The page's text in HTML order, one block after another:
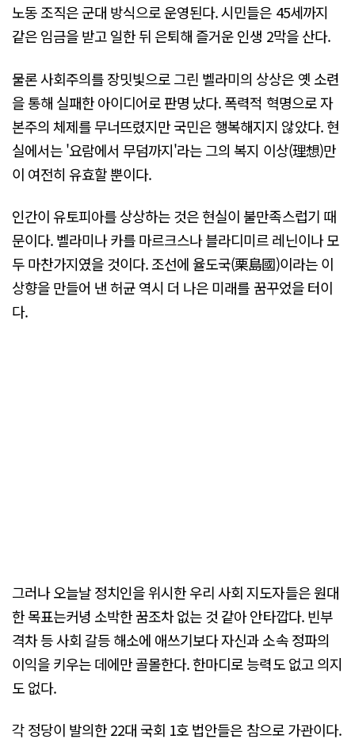
노동 조직은 군대 방식으로 운영된다. 시민들은 45세까지
같은 임금을 받고 일한 뒤 은퇴해 즐거운 인생 2막을 산다.
물론 사회주의를 장밋빛으로 그린 벨라미의 상상은 옛 소련
을 통해 실패한 아이디어로 판명 났다. 폭력적 혁명으로 자
본주의 체제를 무너뜨렸지만 국민은 행복해지지 않았다. 현
실에서는 '요람에서 무덤까지'라는 그의 복지 이상(理想)만
이 여전히 유효할 뿐이다.
인간이 유토피아를 상상하는 것은 현실이 불만족스럽기 때
문이다. 벨라미나 카를 마르크스나 블라디미르 레닌이나 모
두 마찬가지였을 것이다. 조선에 율도국(栗島國)이라는 이
상향을 만들어 낸 허균 역시 더 나은 미래를 꿈꾸었을 터이
다.
그러나 오늘날 정치인을 위시한 우리 사회 지도자들은 원대
한 목표는커녕 소박한 꿈조차 없는 것 같아 안타깝다. 빈부
격차 등 사회 갈등 해소에 애쓰기보다 자신과 소속 정파의
이익을 키우는 데에만 골몰한다. 한마디로 능력도 없고 의지
도 없다.
각 정당이 발의한 22대 국회 1호 법안들은 참으로 가관이다.